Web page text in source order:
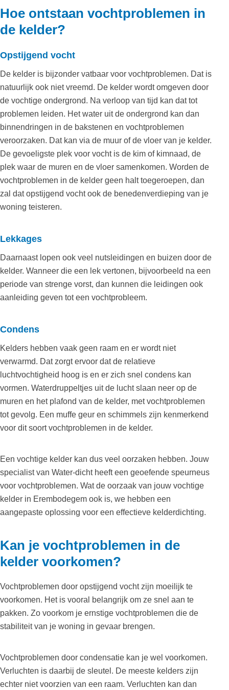
Hoe ontstaan vochtproblemen in
de kelder?
Opstijgend vocht
De kelder is bijzonder vatbaar voor vochtproblemen. Dat is
natuurlijk ook niet vreemd. De kelder wordt omgeven door
de vochtige ondergrond. Na verloop van tijd kan dat tot
problemen leiden. Het water uit de ondergrond kan dan
binnendringen in de bakstenen en vochtproblemen
veroorzaken. Dat kan via de muur of de vloer van je kelder.
De gevoeligste plek voor vocht is de kim of kimnaad, de
plek waar de muren en de vloer samenkomen. Worden de
vochtproblemen in de kelder geen halt toegeroepen, dan
zal dat opstijgend vocht ook de benedenverdieping van je
woning teisteren.
Lekkages
Daarnaast lopen ook veel nutsleidingen en buizen door de
kelder. Wanneer die een lek vertonen, bijvoorbeeld na een
periode van strenge vorst, dan kunnen die leidingen ook
aanleiding geven tot een vochtprobleem.
Condens
Kelders hebben vaak geen raam en er wordt niet
verwarmd. Dat zorgt ervoor dat de relatieve
luchtvochtigheid hoog is en er zich snel condens kan
vormen. Waterdruppeltjes uit de lucht slaan neer op de
muren en het plafond van de kelder, met vochtproblemen
tot gevolg. Een muffe geur en schimmels zijn kenmerkend
voor dit soort vochtproblemen in de kelder.
Een vochtige kelder kan dus veel oorzaken hebben. Jouw
specialist van Water-dicht heeft een geoefende speurneus
voor vochtproblemen. Wat de oorzaak van jouw vochtige
kelder in Erembodegem ook is, we hebben een
aangepaste oplossing voor een effectieve kelderdichting.
Kan je vochtproblemen in de
kelder voorkomen?
Vochtproblemen door opstijgend vocht zijn moeilijk te
voorkomen. Het is vooral belangrijk om ze snel aan te
pakken. Zo voorkom je ernstige vochtproblemen die de
stabiliteit van je woning in gevaar brengen.
Vochtproblemen door condensatie kan je wel voorkomen.
Verluchten is daarbij de sleutel. De meeste kelders zijn
echter niet voorzien van een raam. Verluchten kan dan